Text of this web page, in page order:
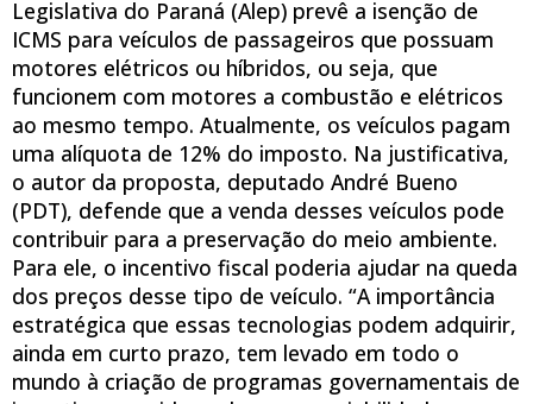
Legislativa do Paraná (Alep) prevê a isenção de
ICMS para veículos de passageiros que possuam
motores elétricos ou híbridos, ou seja, que
funcionem com motores a combustão e elétricos
ao mesmo tempo. Atualmente, os veículos pagam
uma alíquota de 12% do imposto. Na justificativa,
o autor da proposta, deputado André Bueno
(PDT), defende que a venda desses veículos pode
contribuir para a preservação do meio ambiente.
Para ele, o incentivo fiscal poderia ajudar na queda
dos preços desse tipo de veículo. “A importância
estratégica que essas tecnologias podem adquirir,
ainda em curto prazo, tem levado em todo o
mundo à criação de programas governamentais de